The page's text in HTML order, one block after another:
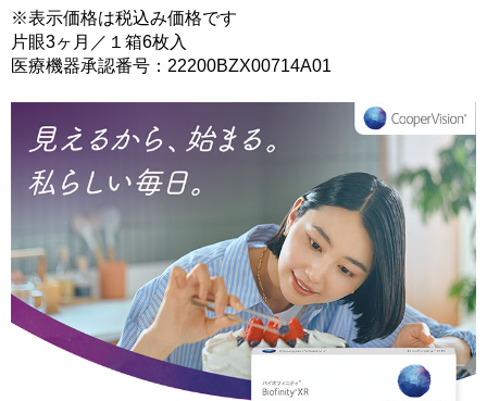
※表示価格は税込み価格です
片眼3ヶ月／１箱6枚入
医療機器承認番号：22200BZX00714A01